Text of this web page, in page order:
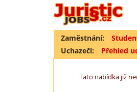
Zaměstnání:
Uchazeči:
Přehled
Tato nabídka již